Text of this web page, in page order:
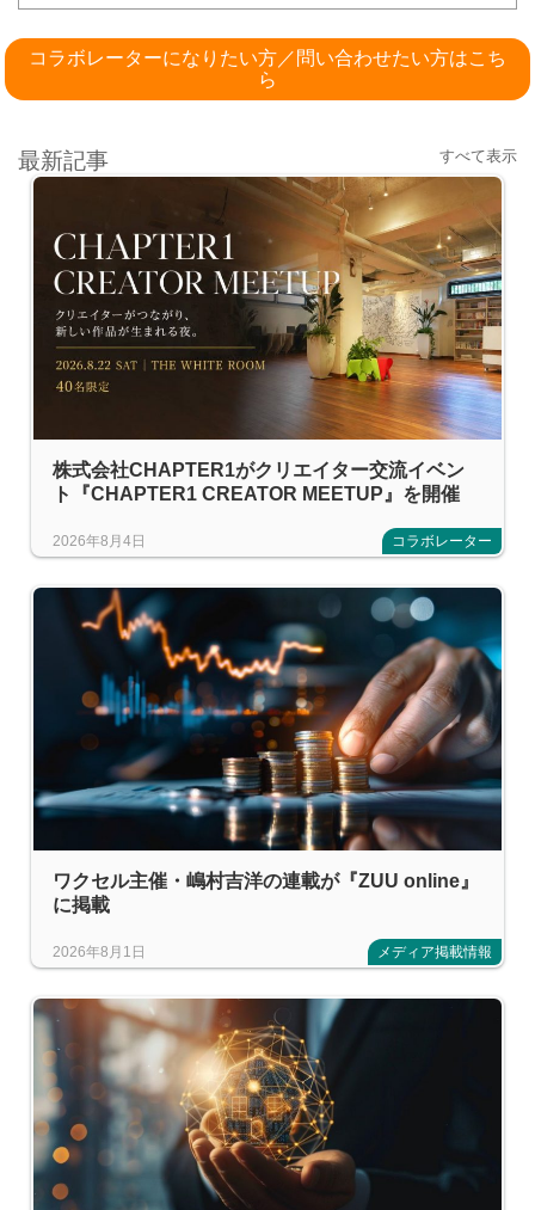
コラボレーターになりたい方／問い合わせたい方はこち
ら
最新記事 すべて表示
株式会社CHAPTER1がクリエイター交流イベン
ト『CHAPTER1 CREATOR MEETUP』を開催
2026年8月4日 コラボレーター
ワクセル主催・嶋村吉洋の連載が『ZUU online』
に掲載
2026年8月1日 メディア掲載情報